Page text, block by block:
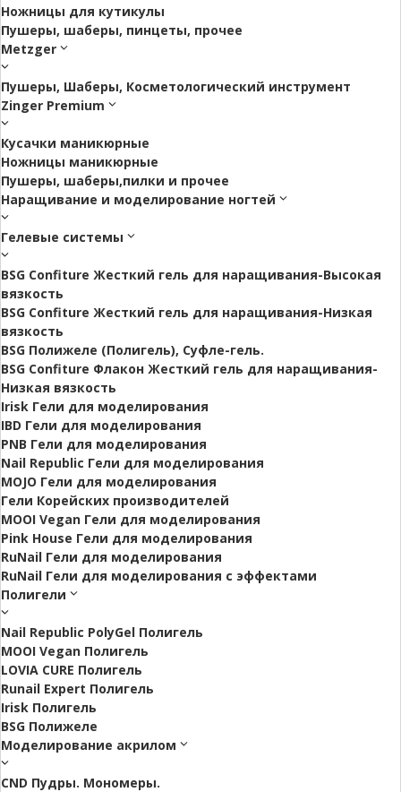
Ножницы для кутикулы
Пушеры, шаберы, пинцеты, прочее
Metzger
Пушеры, Шаберы, Косметологический инструмент
Zinger Premium
Кусачки маникюрные
Ножницы маникюрные
Пушеры, шаберы,пилки и прочее
Наращивание и моделирование ногтей
Гелевые системы
BSG Confiture Жесткий гель для наращивания-Высокая
вязкость
BSG Confiture Жесткий гель для наращивания-Низкая
вязкость
BSG Полижеле (Полигель), Суфле-гель.
BSG Confiture Флакон Жесткий гель для наращивания-
Низкая вязкость
Irisk Гели для моделирования
IBD Гели для моделирования
PNB Гели для моделирования
Nail Republic Гели для моделирования
MOJO Гели для моделирования
Гели Корейских производителей
MOOI Vegan Гели для моделирования
Pink House Гели для моделирования
RuNail Гели для моделирования
RuNail Гели для моделирования с эффектами
Полигели
Nail Republic PolyGel Полигель
MOOI Vegan Полигель
LOVIA CURE Полигель
Runail Expert Полигель
Irisk Полигель
BSG Полижеле
Моделирование акрилом
CND Пудры. Мономеры.